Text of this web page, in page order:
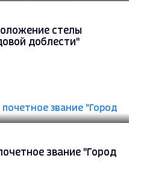
стелы
доблести"
звание "Город